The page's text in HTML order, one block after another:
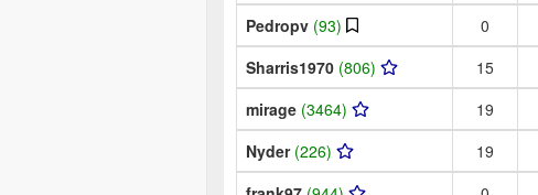
Pedropv (93) 0
Sharris1970 (806) 15
mirage (3464) 19
Nyder (226) 19